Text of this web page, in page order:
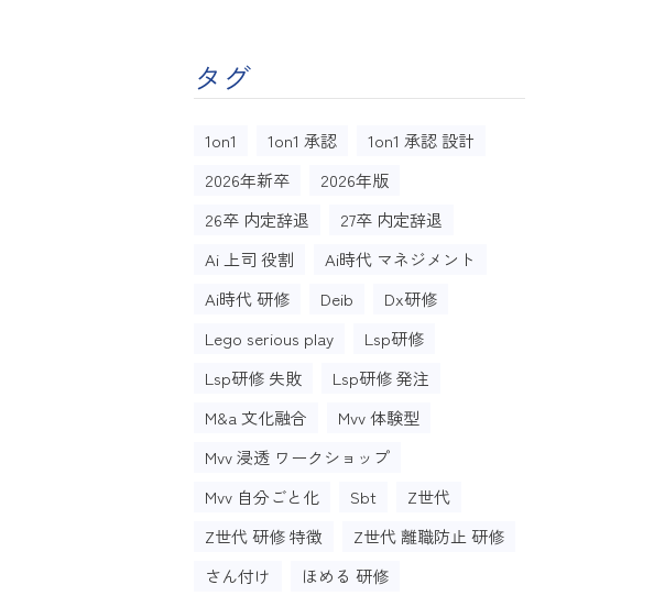
タグ
1on1 1on1 承認
1on1 承認 設計
2026年新卒
2026年版
26卒 内定辞退
27卒 内定辞退
Ai 上司 役割
Ai時代 マネジメント
Ai時代 研修
Deib
Dx研修
Lego serious play
Lsp研修
Lsp研修 失敗
Lsp研修 発注
M&a 文化融合
Mvv 体験型
Mvv 浸透 ワークショップ
Mvv 自分ごと化
Sbt
Z世代
Z世代 研修 特徴
Z世代 離職防止 研修
さん付け
ほめる 研修